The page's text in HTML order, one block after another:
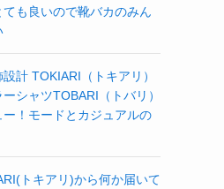
ても良いので靴バカのみん
設計 TOKIARI（トキアリ）
シャツTOBARI（トバリ）
！モードとカジュアルの
トキアリ)から何か届いて